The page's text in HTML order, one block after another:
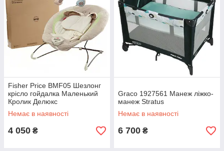
Fisher Price BMF05 Шезлонг
крісло гойдалка Маленький
Кролик Делюкс
Немає в наявності
4 050 ₴
Graco 1927561 Манеж ліжко-
манеж Stratus
Немає в наявності
6 700 ₴